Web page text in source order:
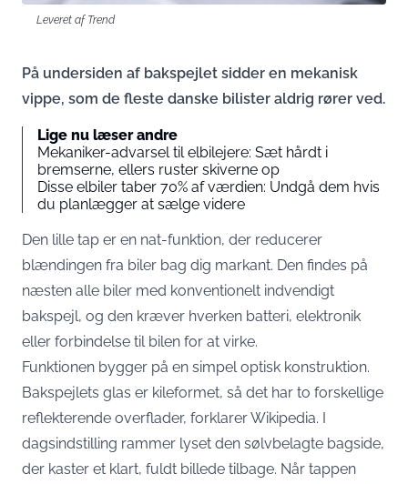
Leveret af Trend
På undersiden af bakspejlet sidder en mekanisk
vippe, som de fleste danske bilister aldrig rører ved.
Lige nu læser andre
Mekaniker-advarsel til elbilejere: Sæt hårdt i
bremserne, ellers ruster skiverne op
Disse elbiler taber 70% af værdien: Undgå dem hvis
du planlægger at sælge videre
Den lille tap er en nat-funktion, der reducerer
blændingen fra biler bag dig markant. Den findes på
næsten alle biler med konventionelt indvendigt
bakspejl, og den kræver hverken batteri, elektronik
eller forbindelse til bilen for at virke.
Funktionen bygger på en simpel optisk konstruktion.
Bakspejlets glas er kileformet, så det har to forskellige
reflekterende overflader, forklarer Wikipedia. I
dagsindstilling rammer lyset den sølvbelagte bagside,
der kaster et klart, fuldt billede tilbage. Når tappen